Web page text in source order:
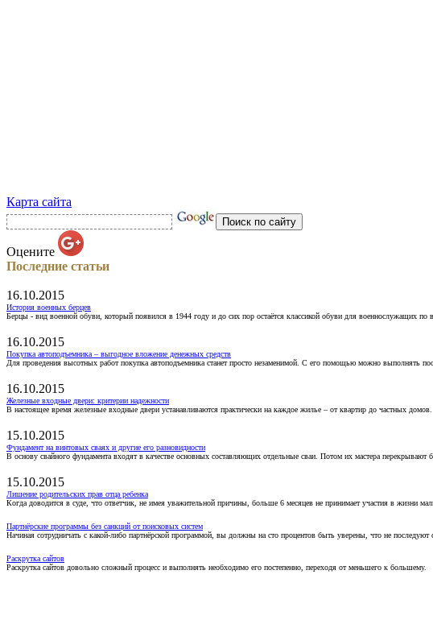
Карта сайта
Оцените
Последние статьи
16.10.2015
История военных берцев
Берцы - вид военной обуви, который появился в 1944 году и до сих пор остаётся классикой обуви для военнослужащих по
16.10.2015
Покупка автоподъемника – выгодное вложение денежных средств
Для проведения высотных работ покупка автоподъемника станет просто незаменимой. С его помощью можно выполнять
16.10.2015
Железные входные двери: критерии надежности
В настоящее время железные входные двери устанавливаются практически на каждое жилье – от квартир до частных домов.
15.10.2015
Фундамент на винтовых сваях и другие его разновидности
В основу свайного фундамента входят в качестве основных составляющих отдельные сваи. Потом их мастера перекрывают
15.10.2015
Лишение родительских прав отца ребенка
Когда доводится в суде, что ответчик, не имея уважительной причины, больше 6 месяцев не принимает участия в жизни
Партнёрские программы без санкций от поисковых систем
Начиная сотрудничать с какой-либо партнёрской программой, вы должны на сто процентов быть уверены, что не последуют
Раскрутка сайтов
Раскрутка сайтов довольно сложный процесс и выполнять необходимо его постепенно, переходя от меньшего к большему.